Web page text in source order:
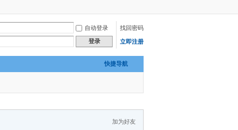
自动登录
找回密码
登录 立即注册
快捷导航
加为好友